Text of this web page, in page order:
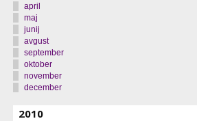
april
maj
junij
avgust
september
oktober
november
december
2010